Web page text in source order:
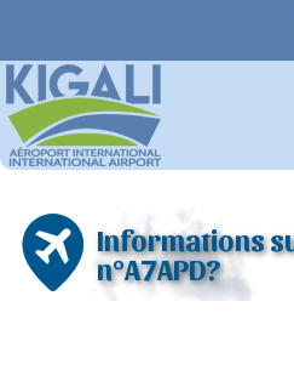
Informations
n°A7APD?